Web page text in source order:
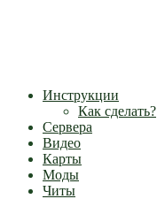
Инструкции
Как сделать?
Сервера
Видео
Карты
Моды
Читы